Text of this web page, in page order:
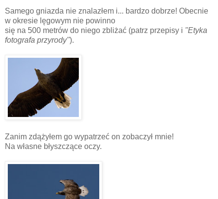
Samego gniazda nie znalazłem i... bardzo dobrze! Obecnie
w okresie lęgowym nie powinno
się na 500 metrów do niego zbliżać (patrz przepisy i "Etyka
fotografa przyrody").
Zanim zdążyłem go wypatrzeć on zobaczył mnie!
Na własne błyszczące oczy.